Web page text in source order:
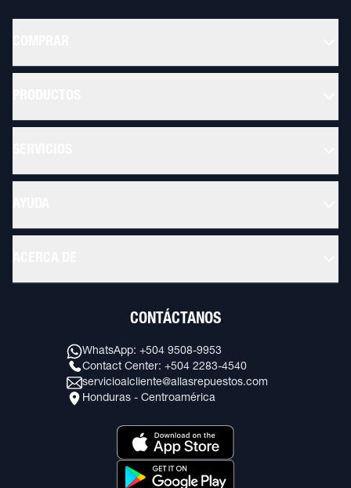
CONTÁCTANOS
WhatsApp: +504 9508-9953
Contact Center: +504 2283-4540
servicioalcliente@allasrepuestos.com
Honduras - Centroamérica